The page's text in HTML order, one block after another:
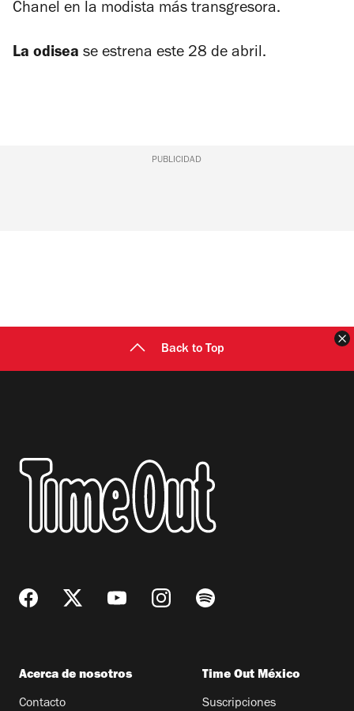
Chanel en la modista más transgresora.
La odisea se estrena este 28 de abril.
PUBLICIDAD
Back to Top
Acerca de nosotros
Contacto
Time Out México
Suscripciones